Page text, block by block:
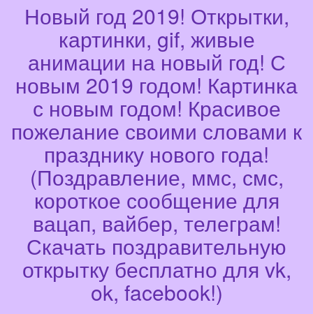
Новый год 2019! Открытки,
картинки, gif, живые
анимации на новый год! С
новым 2019 годом! Картинка
с новым годом! Красивое
пожелание своими словами к
празднику нового года!
(Поздравление, ммс, смс,
короткое сообщение для
вацап, вайбер, телеграм!
Скачать поздравительную
открытку бесплатно для vk,
ok, facebook!)